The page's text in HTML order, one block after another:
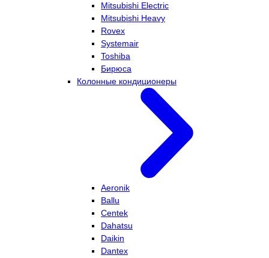
Mitsubishi Electric
Mitsubishi Heavy
Rovex
Systemair
Toshiba
Бирюса
Колонные кондиционеры
Aeronik
Ballu
Centek
Dahatsu
Daikin
Dantex